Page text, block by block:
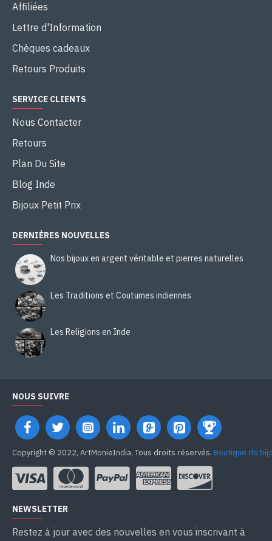
Affiliées
Lettre d'Information
Chèques cadeaux
Retours Produits
SERVICE CLIENTS
Nous Contacter
Retours
Plan Du Site
Blog Inde
Bijoux Petit Prix
DERNIÈRES NOUVELLES
Nos bijoux en argent véritable et pierres naturelles
Les Traditions et Coutumes indiennes
Les Religions en Inde
NOUS SUIVRE
Copyright © 2022, ArtMonieIndia, Tous droits réservés. Boutique de
NEWSLETTER
Restez à jour avec des nouvelles en vous inscrivant à